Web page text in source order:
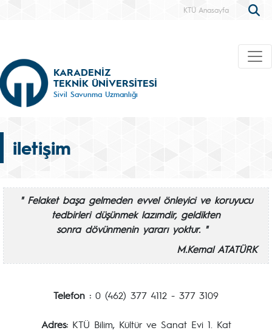
KTÜ Anasayfa
KARADENİZ
TEKNİK ÜNİVERSİTESİ
Sivil Savunma Uzmanlığı
iletişim
" Felaket başa gelmeden evvel önleyici ve koruyucu
tedbirleri düşünmek lazımdir, geldikten
sonra dövünmenin yararı yoktur. "
M.Kemal ATATÜRK
Telefon : 0 (462) 377 4112 - 377 3109
Adres:KTÜ Bilim, Kültür ve Sanat Evi 1. Kat